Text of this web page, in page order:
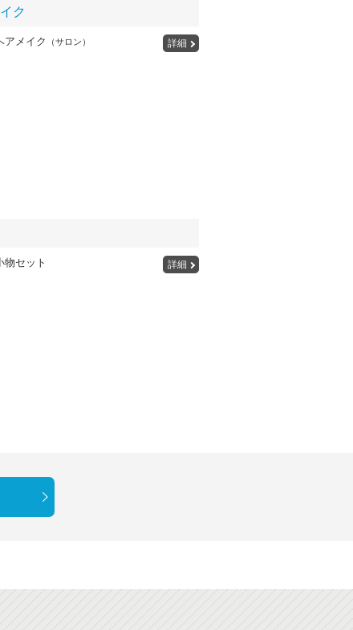
ク
アメイク （サロン） 詳細
物セット 詳細